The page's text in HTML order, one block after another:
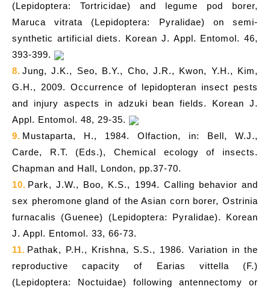
(Lepidoptera: Tortricidae) and legume pod borer,
Maruca vitrata (Lepidoptera: Pyralidae) on semi-
synthetic artificial diets. Korean J. Appl. Entomol. 46,
393-399.
8. Jung, J.K., Seo, B.Y., Cho, J.R., Kwon, Y.H., Kim,
G.H., 2009. Occurrence of lepidopteran insect pests
and injury aspects in adzuki bean fields. Korean J.
Appl. Entomol. 48, 29-35.
9. Mustaparta, H., 1984. Olfaction, in: Bell, W.J.,
Carde, R.T. (Eds.), Chemical ecology of insects.
Chapman and Hall, London, pp.37-70.
10. Park, J.W., Boo, K.S., 1994. Calling behavior and
sex pheromone gland of the Asian corn borer, Ostrinia
furnacalis (Guenee) (Lepidoptera: Pyralidae). Korean
J. Appl. Entomol. 33, 66-73.
11. Pathak, P.H., Krishna, S.S., 1986. Variation in the
reproductive capacity of Earias vittella (F.)
(Lepidoptera: Noctuidae) following antennectomy or